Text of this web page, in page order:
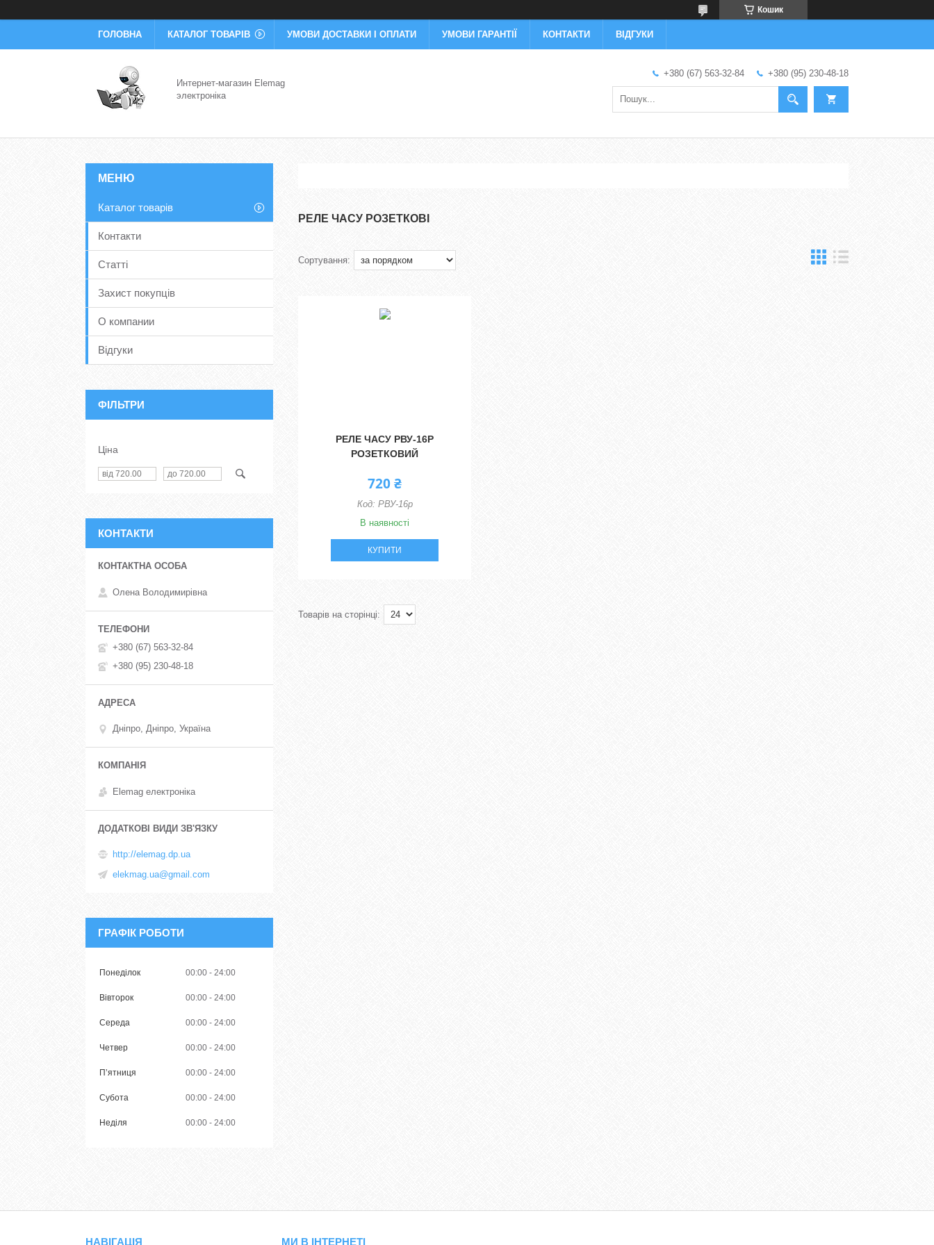
Кошик
ГОЛОВНА КАТАЛОГ ТОВАРІВ УМОВИ ДОСТАВКИ І ОПЛАТИ УМОВИ ГАРАНТІЇ КОНТАКТИ ВІДГУКИ
Интернет-магазин Elemag
электроніка
+380 (67) 563-32-84 +380 (95) 230-48-18
РЕЛЕ ЧАСУ РОЗЕТКОВІ
РЕЛЕ ЧАСУ РВУ-16Р
РОЗЕТКОВИЙ
720 ₴
РВУ-16р
В наявності
КУПИТИ
Каталог товарів
Контакти
Статті
Захист покупців
О компании
Відгуки
ФІЛЬТРИ
Ціна
КОНТАКТИ
Олена Володимирівна
+380 (67) 563-32-84
+380 (95) 230-48-18
Дніпро, Дніпро, Україна
Elemag електроніка
http://elemag.dp.ua
elekmag.ua@gmail.com
ГРАФІК РОБОТИ
Понеділок 00:00 24:00
Вівторок 00:00 24:00
Середа 00:00 24:00
Четвер 00:00 24:00
Пʼятниця 00:00 24:00
Субота 00:00 24:00
Неділя 00:00 24:00
НАВІГАЦІЯ МИ В ІНТЕРНЕТІ